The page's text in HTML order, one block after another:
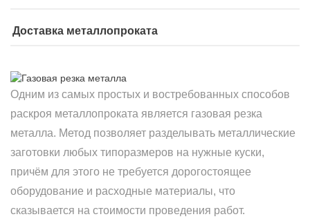
Доставка металлопроката
Одним из самых простых и востребованных способов
раскроя металлопроката является газовая резка
металла. Метод позволяет разделывать металлические
заготовки любых типоразмеров на нужные куски,
причём для этого не требуется дорогостоящее
оборудование и расходные материалы, что
сказывается на стоимости проведения работ.